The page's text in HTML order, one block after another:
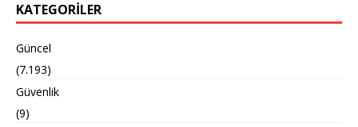
KATEGORILER
Güncel
(7.193)
Güvenlik
(9)